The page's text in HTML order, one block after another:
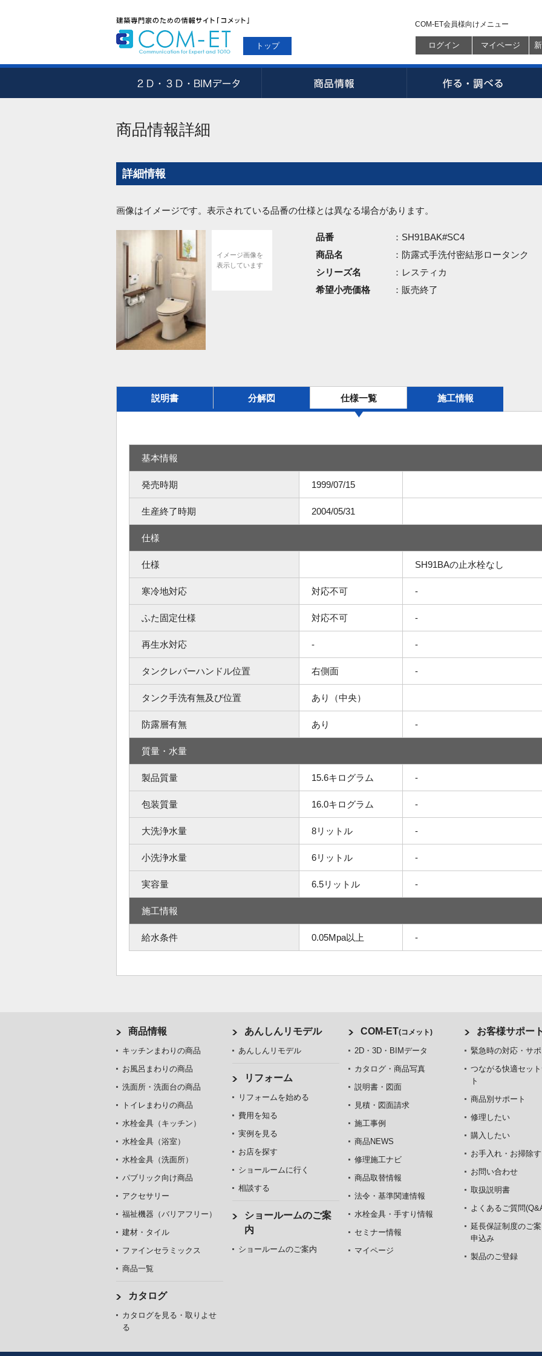
トップ
COM-ET会員様向けメニュー
ログイン マイページ
商品情報詳細
詳細情報
画像はイメージです。表示されている品番の仕様とは異なる場合があります。
イメージ画像を
表示しています
品番
：SH91BAK#SC4
商品名
：防露式手洗付密結形ロータンク
シリーズ名
：レスティカ
希望小売価格
：販売終了
説明書 分解図 仕様一覧 施工情報
基本情報
発売時期 1999/07/15
生産終了時期 2004/05/31
仕様
仕様 SH91BAの止水栓なし
寒冷地対応 対応不可 -
ふた固定仕様 対応不可 -
再生水対応 - -
タンクレバーハンドル位置 右側面 -
タンク手洗有無及び位置 あり（中央）
防露層有無 あり -
質量・水量
製品質量 15.6キログラム -
包装質量 16.0キログラム -
大洗浄水量 8リットル -
小洗浄水量 6リットル -
実容量 6.5リットル -
施工情報
給水条件 0.05Mpa以上 -
商品情報
キッチンまわりの商品
お風呂まわりの商品
洗面所・洗面台の商品
トイレまわりの商品
水栓金具（キッチン）
水栓金具（浴室）
水栓金具（洗面所）
パブリック向け商品
アクセサリー
福祉機器（バリアフリー）
建材・タイル
ファインセラミックス
商品一覧
カタログ
カタログを見る・取りよせ
る
あんしんリモデル
あんしんリモデル
リフォーム
リフォームを始める
費用を知る
実例を見る
お店を探す
ショールームに行く
相談する
ショールームのご案
内
ショールームのご案内
COM-ET(コメット)
2D・3D・BIMデータ
カタログ・商品写真
説明書・図面
見積・図面請求
施工事例
商品NEWS
修理施工ナビ
商品取替情報
法令・基準関連情報
水栓金具・手すり情報
セミナー情報
マイページ
お客様サポー
緊急時の対応・サ
つながる快適セッ
ト
商品別サポート
修理したい
購入したい
お手入れ・お掃除
お問い合わせ
取扱説明書
よくあるご質問
延長保証制度のご
申込み
製品のご登録